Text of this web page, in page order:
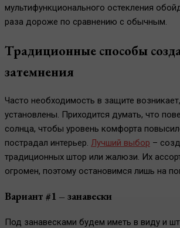
мультифункционального остекления
раза дороже по сравнению с обычным.
Традиционные способы
затемнения
Часто необходимость в защите
установлены. Приходится думать, что
солнца, чтобы уровень комфорта
пострадал интерьер. Лучший выбор –
традиционных штор или жалюзи. Их
огромен, поэтому остановимся лишь на
Вариант #1 – занавески
Под занавесками будем иметь в виду и